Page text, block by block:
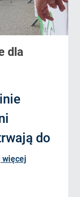
dla
do
więcej